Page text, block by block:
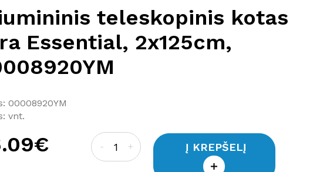
teleskopinis kotas
Essential, 2x125cm,
00008920YM
vnt.
- + Į KREPŠELĮ